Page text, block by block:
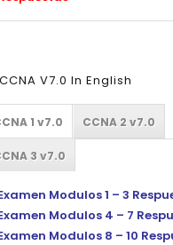
CCNA V7.0 In English
1 v7.0 CCNA 2 v7.0
3 v7.0
Modulos 1 – 3
Modulos 4 – 7
Modulos 8 – 10